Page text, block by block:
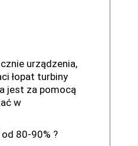
urządzenia,
łopat turbiny
jest za pomocą
w
80-90% ?